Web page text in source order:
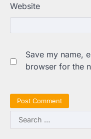
Website
Save my name,
browser for the
Search
for: